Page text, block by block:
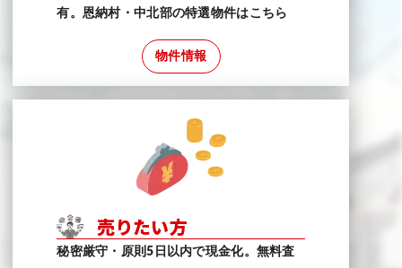
有。恩納村・中北部の特選物件はこちら
物件情報
売りたい方
秘密厳守・原則5日以内で現金化。無料査